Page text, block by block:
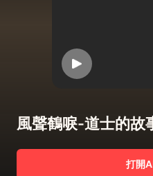
風聲鶴唳-道士的故
打開